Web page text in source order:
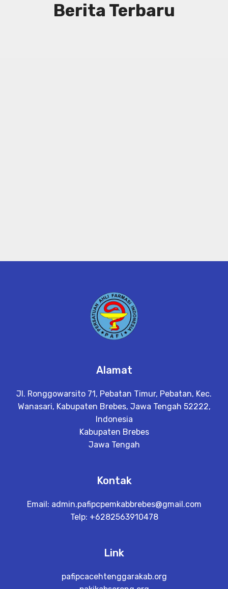
Berita Terbaru
Alamat
Jl. Ronggowarsito 71, Pebatan Timur, Pebatan, Kec.
Wanasari, Kabupaten Brebes, Jawa Tengah 52222,
Indonesia
Kabupaten Brebes
Jawa Tengah
Kontak
Email: admin.pafipcpemkabbrebes@gmail.com
Telp: +6282563910478
Link
pafipcacehtenggarakab.org